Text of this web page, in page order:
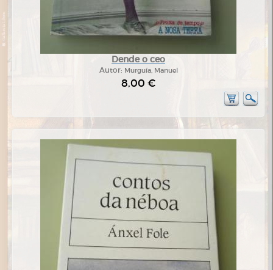
Dende o ceo
Autor: Murguía, Manuel
8,00 €